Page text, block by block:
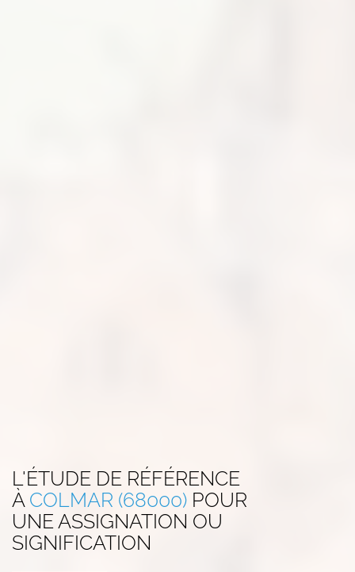
L'ÉTUDE DE RÉFÉRENCE
À COLMAR (68000) POUR
UNE ASSIGNATION OU
SIGNIFICATION